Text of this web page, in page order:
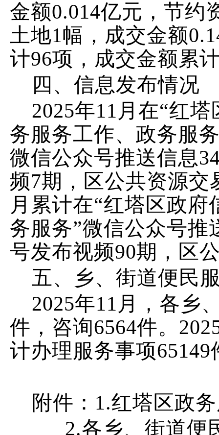
金额0.014亿元，节约
土地1幅，成交金额
计96项，成交金额累
四、信息发布情况
2025年11 月 在“红塔
务服务工作、政务服
微信公众号推送信息
频7期， 区公共资源交
月 累计在“红塔区政府
务服务”微信公众号推
号发布视频90期， 区
五、乡、街道便民
2025年11 月，各乡
件，咨询6564件。 202
计办理服务事项65149
附件： 1.红塔区政
2.各乡、街道便